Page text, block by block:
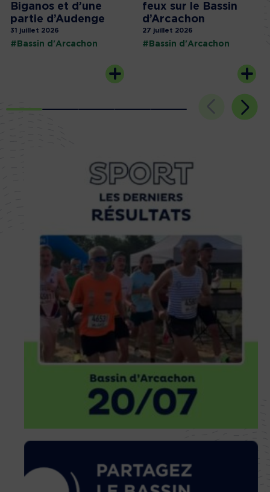
Biganos et d’une
partie d’Audenge
31 juillet 2026
#Bassin d'Arcachon
feux sur le Bassin
d’Arcachon
27 juillet 2026
#Bassin d'Arcachon